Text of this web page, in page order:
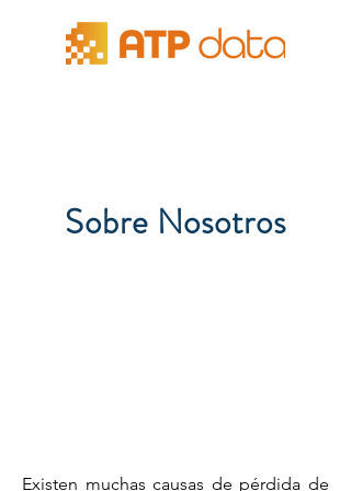
Sobre Nosotros
Existen muchas causas de pérdida de